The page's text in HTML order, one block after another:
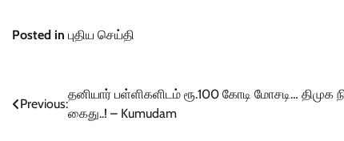
Posted in புதிய செய்தி
Post
navigation
Previous:
தனியார் பள்ளிகளிடம் ரூ.100 கோடி மோசடி… திமுக
கைது..! – Kumudam